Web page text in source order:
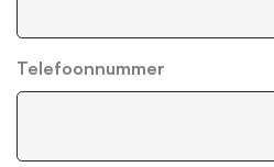
Telefoonnummer